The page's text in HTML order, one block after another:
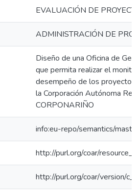
EVALUACIÓN DE
ADMINISTRACIÓN DE
Diseño de una Oficina de
que permita realizar el
desempeño de los proyectos
la Corporación Autónoma
CORPONARIÑO
info:eu-repo/semantics/
http://purl.org/coar/
http://purl.org/coar/version/